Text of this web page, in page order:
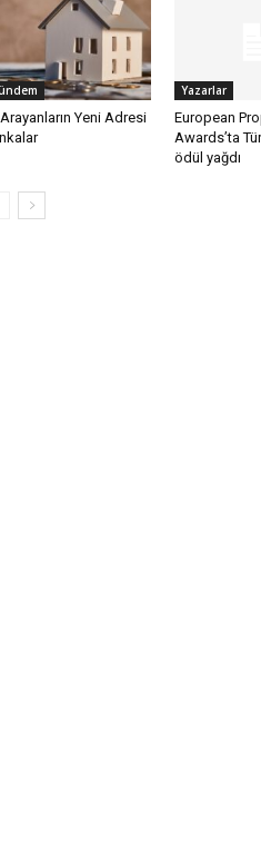
Yeni Adresi
Yazarlar
European
Awards’ta
ödül yağdı